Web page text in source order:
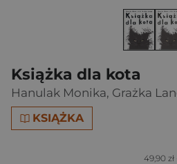
Książka dla kota
Hanulak Monika, Grażka
KSIĄŻKA
49,90 zł